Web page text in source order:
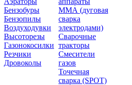
Бензобуры
Бензопилы
Воздуходувки
Высоторезы
Газонокосилки
Резчики
Дровоколы
ММА (дуговая
сварка
электродами)
Сварочные
тракторы
Смесители
газов
Точечная
сварка (SPOT)